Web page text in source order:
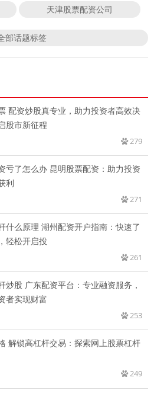
天津股票配资公司
部话题标签
配资炒股真专业，助力投资者高效决
股市新征程
279
亏了怎么办 昆明股票配资：助力投资
利
271
什么原理 湖州配资开户指南：快速了
轻松开启投
261
炒股 广东配资平台：专业融资服务，
者实现财富
253
解锁高杠杆交易：探索网上股票杠杆
249